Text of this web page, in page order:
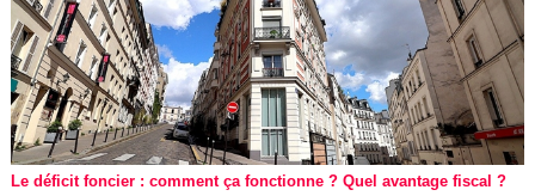
Le déficit foncier : comment ça fonctionne ? Quel avantage fiscal ?